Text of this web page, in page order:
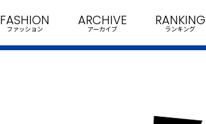
FASHION
ファッション
ARCHIVE
アーカイブ
RANKING
ランキング